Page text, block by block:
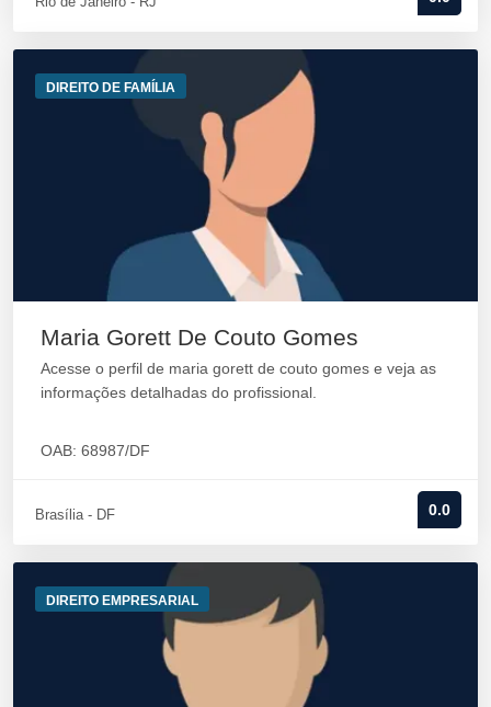
DIREITO DE FAMÍLIA
Maria Gorett De Couto Gomes
Acesse o perfil de maria gorett de couto gomes e veja as
informações detalhadas do profissional.
OAB: 68987/DF
Brasília - DF 0.0
DIREITO EMPRESARIAL